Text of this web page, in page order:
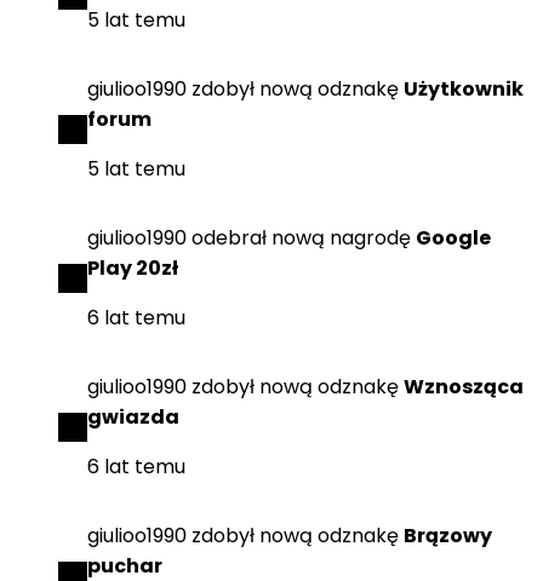
5 lat temu
giulioo1990 zdobył nową odznakę Użytkownik
forum
5 lat temu
giulioo1990odebrał nową nagrodę Google
Play 20zł
6 lat temu
giulioo1990 zdobył nową odznakęWznosząca
gwiazda
6 lat temu
giulioo1990 zdobył nową odznakę Brązowy
puchar